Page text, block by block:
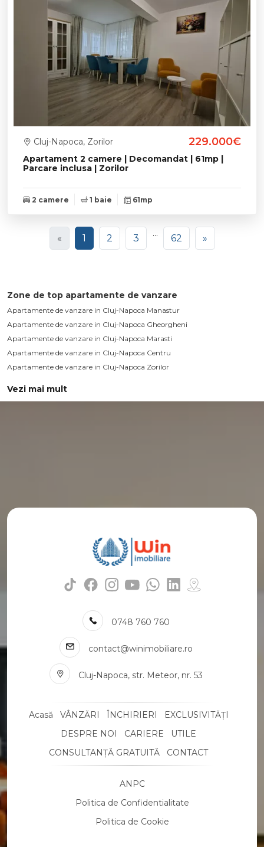
Apartament 2 camere | Decomandat | 61mp |
Parcare inclusa | Zorilor
Cluj-Napoca, Zorilor 229.000€
2 camere 1 baie 61mp
« 1 2 3 ... 62 »
Zone de top apartamente de vanzare
Apartamente de vanzare in Cluj-Napoca Manastur
Apartamente de vanzare in Cluj-Napoca Gheorgheni
Apartamente de vanzare in Cluj-Napoca Marasti
Apartamente de vanzare in Cluj-Napoca Centru
Apartamente de vanzare in Cluj-Napoca Zorilor
Apartamente de vanzare in Cluj-Napoca Utracentral
Apartamente de vanzare in Cluj-Napoca Someseni
Numar de camere apartamente de vanzare
Apartamente de vanzare 2 camere
Apartamente de vanzare 4 camere
Apartamente de vanzare 5 camere
Apartamente de vanzare
Apartamente de vanzare in Cluj-Napoca
Apartamente de vanzare in Cluj-Napoca Manastur
Apartamente de vanzare in Cluj-Napoca Gheorgheni
Apartamente de vanzare in Cluj-Napoca Centru
Apartamente de vanzare in Cluj-Napoca Grigorescu
Apartamente de vanzare in Cluj-Napoca Iris
Case de vanzare
Vezi mai mult
0748 760 760
contact@winimobiliare.ro
Cluj-Napoca, str. Meteor, nr. 53
Acasă VÂNZĂRI ÎNCHIRIERI
EXCLUSIVITĂȚI
DESPRE NOI
CARIERE
UTILE
CONSULTANȚĂ GRATUITĂ
CONTACT
ANPC
Politica de Confidentialitate
Politica de Cookie